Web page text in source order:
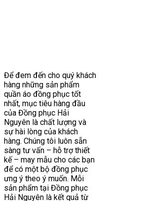
Để đem đến cho quý khách
hàng những sản phẩm
quần áo đồng phục tốt
nhất, mục tiêu hàng đầu
của Đồng phục Hải
Nguyên là chất lượng và
sự hài lòng của khách
hàng. Chúng tôi luôn sẵn
sàng tư vấn – hỗ trợ thiết
kế – may mẫu cho các bạn
để có một bộ đồng phục
ưng ý theo ý muốn. Mỗi
sản phẩm tại Đồng phục
Hải Nguyên là kết quả từ